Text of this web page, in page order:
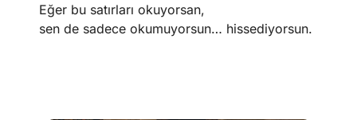
Eğer bu satırları okuyorsan,
sen de sadece okumuyorsun… hissediyorsun.